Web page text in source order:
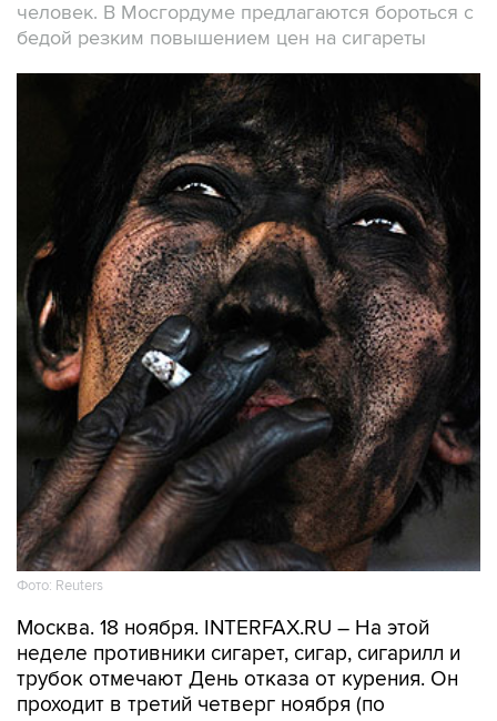
человек. В Мосгордуме предлагаются бороться с
бедой резким повышением цен на сигареты
Фото: Reuters
Москва. 18 ноября. INTERFAX.RU – На этой
неделе противники сигарет, сигар, сигарилл и
трубок отмечают День отказа от курения. Он
проходит в третий четверг ноября (по